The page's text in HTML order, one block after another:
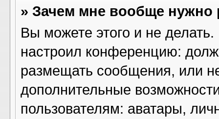
» Зачем мне вообще нужно
Вы можете этого и не делать.
настроил конференцию:
размещать сообщения, или
дополнительные
пользователям: аватары,